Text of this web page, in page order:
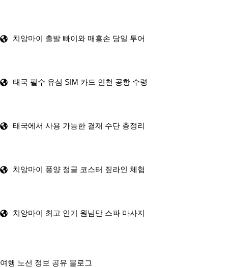
치앙마이 출발 빠이와 매홍손 당일 투어
태국 필수 유심 SIM 카드 인천 공항 수령
태국에서 사용 가능한 결재 수단 총정리
치앙마이 퐁양 정글 코스터 짚라인 체험
치앙마이 최고 인기 원님만 스파 마사지
여행 노선 정보 공유 블로그